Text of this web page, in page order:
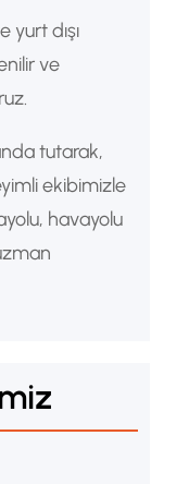
yurt dışı
ve
tutarak,
ekibimizle
havayolu